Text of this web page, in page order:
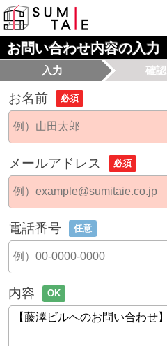
お問い合わせ内容の入力
入力 確認
お名前 必須
メールアドレス 必須
電話番号 任意
内容 OK